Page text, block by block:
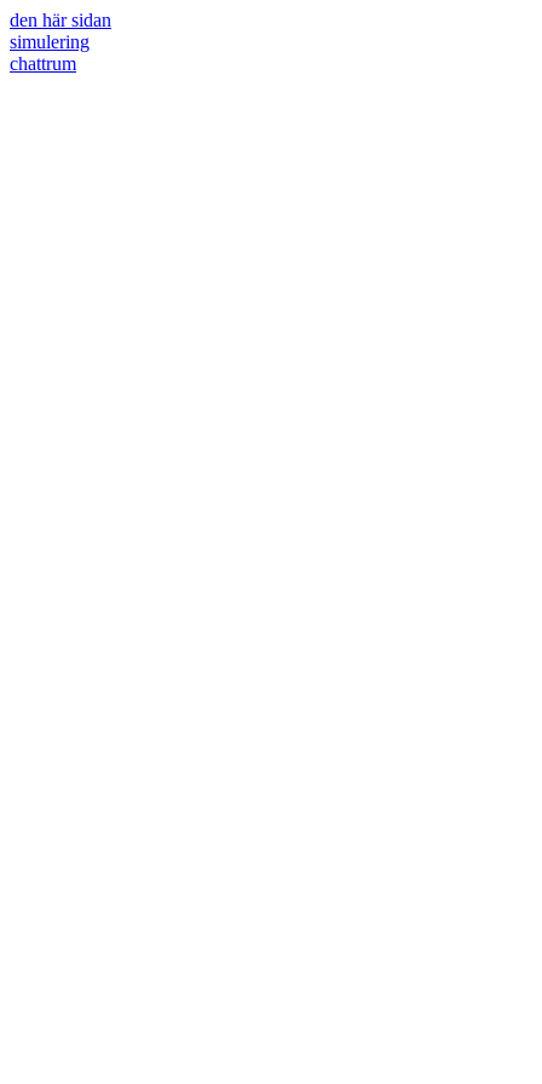
den här sidan
simulering
chattrum